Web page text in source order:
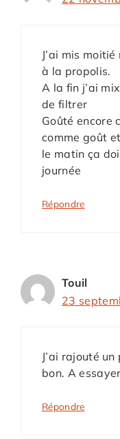
J’ai mis
à la propolis.
A la fin j’ai
de filtrer
Goûté encore
comme goût
le matin ça
journée
Répondre
Touil
23
J’ai rajouté
bon. A
Répondre